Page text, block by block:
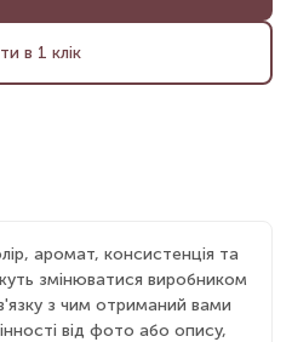
в 1 клік
аромат, консистенція та
змінюватися виробником
з чим отриманий вами
від фото або опису,